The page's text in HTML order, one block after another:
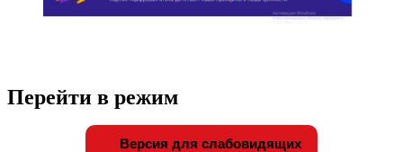
Перейти в режим
Версия для слабовидящих